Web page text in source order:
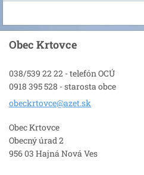
Obec Krtovce
038/539 22 22 - telefón OCÚ
0918 395 528 - starosta obce
obeckrtovce@azet.sk
Obec Krtovce
Obecný úrad 2
956 03 Hajná Nová Ves